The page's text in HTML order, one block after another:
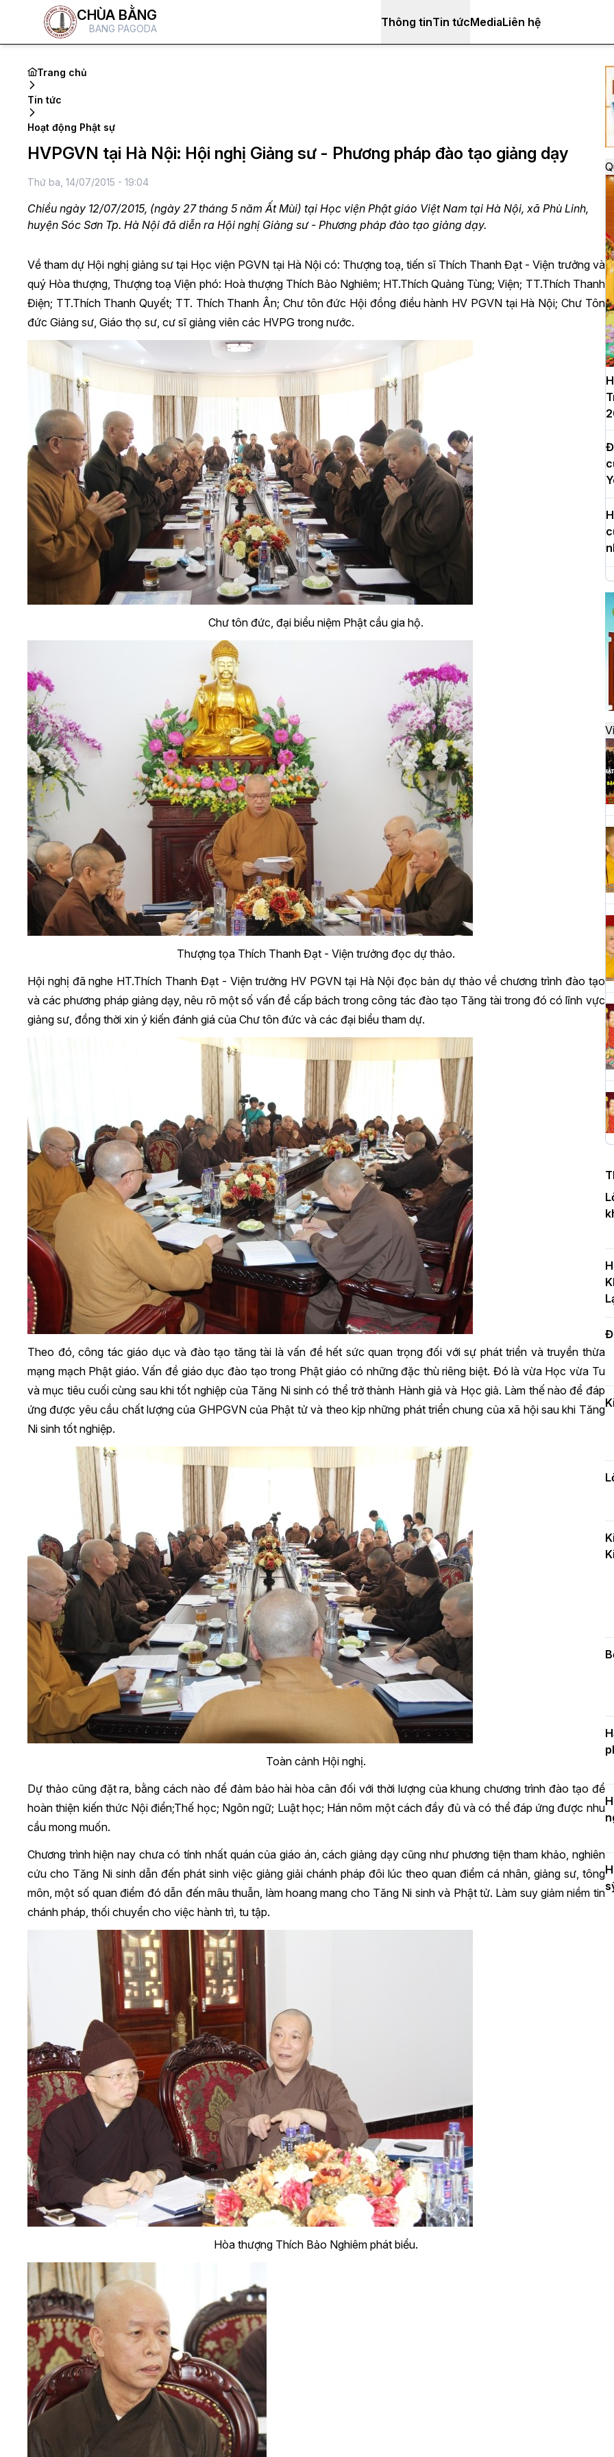
CHÙA BẰNG
BANG PAGODA Thông tinTin tứcMediaLiên hệ
Trang chủ
Tin tức
Hoạt động Phật sự
HVPGVN tại Hà Nội: Hội nghị Giảng sư - Phương pháp đào tạo giảng dạy
Thứ ba, 14/07/2015 - 19:04
Chiều ngày 12/07/2015, (ngày 27 tháng 5 năm Ất Mùi) tại Học viện Phật giáo Việt Nam tại Hà Nội, xã Phù Linh,
huyện Sóc Sơn Tp. Hà Nội đã diễn ra Hội nghị Giảng sư - Phương pháp đào tạo giảng dạy.
Về tham dự Hội nghị giảng sư tại Học viện PGVN tại Hà Nội có: Thượng toạ, tiến sĩ Thích Thanh Đạt - Viện trưởng và
quý Hòa thượng, Thượng toạ Viện phó: Hoà thượng Thích Bảo Nghiêm; HT.Thích Quảng Tùng;Viện; TT.Thích Thanh
Điện; TT.Thích Thanh Quyết; TT. Thích Thanh Ân; Chư tôn đức Hội đồng điều hành HV PGVN tại Hà Nội; Chư Tôn
đức Giảng sư, Giáo thọ sư, cư sĩ giảng viên các HVPG trong nước.
Chư tôn đức, đại biểu niệm Phật cầu gia hộ.
Thượng tọa Thích Thanh Đạt - Viện trưởng đọc dự thảo.
Hội nghị đã nghe HT.Thích Thanh Đạt- Viện trưởng HV PGVN tại Hà Nội đọc bản dự thảo về chương trình đào tạo
và các phương pháp giảng dạy, nêu rõ một số vấn đề cấp bách trong công tác đào tạo Tăng tài trong đó có lĩnh vực
giảng sư, đồng thời xin ý kiến đánh giá của Chư tôn đức và các đại biểu tham dự.
Theo đó, công tác giáo dục và đào tạo tăng tài là vấn đề hết sức quan trọng đối với sự phát triển và truyền thừa
mạng mạch Phật giáo. Vấn đề giáo dục đào tạo trong Phật giáo có những đặc thù riêng biệt. Đó là vừa Học vừa Tu
và mục tiêu cuối cùng sau khi tốt nghiệp của Tăng Ni sinh có thể trở thành Hành giả và Học giả. Làm thế nào để đáp
ứng được yêu cầu chất lượng của GHPGVN của Phật tử và theo kịp những phát triển chung của xã hội sau khi Tăng
Ni sinh tốt nghiệp.
Toàn cảnh Hội nghị.
Dự thảo cũng đặt ra, bằng cách nào để đảm bảo hài hòa cân đối với thời lượng của khung chương trình đào tạo để
hoàn thiện kiến thức Nội điển;Thế học; Ngôn ngữ; Luật học; Hán nôm một cách đầy đủ và có thể đáp ứng được nhu
cầu mong muốn.
Chương trình hiện nay chưa có tính nhất quán của giáo án, cách giảng dạy cũng như phương tiện tham khảo, nghiên
cứu cho Tăng Ni sinh dẫn đến phát sinh việc giảng giải chánh pháp đôi lúc theo quan điểm cá nhân, giảng sư, tông
môn, một số quan điểm đó dẫn đến mâu thuẫn, làm hoang mang cho Tăng Ni sinh và Phật tử. Làm suy giảm niềm tin
chánh pháp, thối chuyển cho việc hành trì, tu tập.
Hòa thượng Thích Bảo Nghiêm phát biểu.